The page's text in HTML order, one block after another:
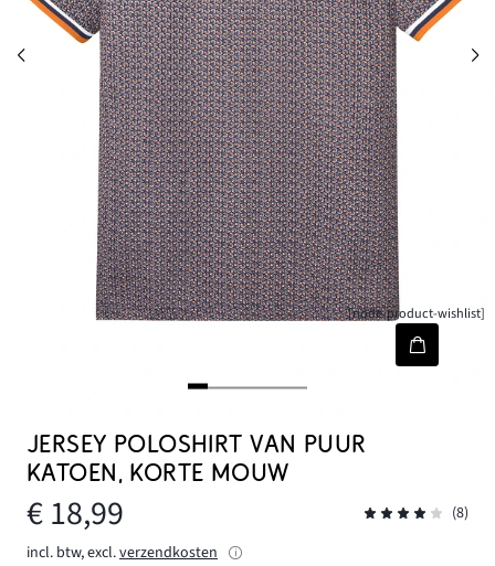
[node-product-wishlist]
JERSEY POLOSHIRT VAN PUUR
KATOEN, KORTE MOUW
€ 18,99
(8)
incl. btw, excl.verzendkosten